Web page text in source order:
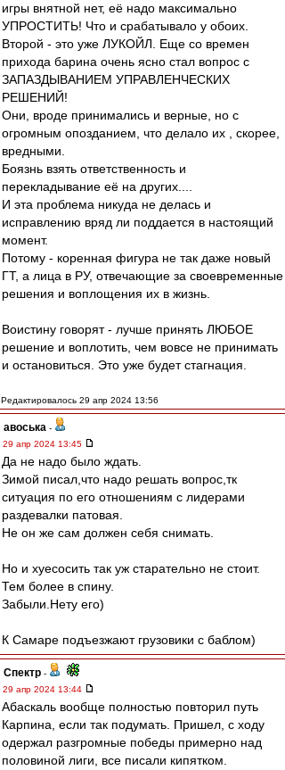
игры внятной нет, её надо максимально
УПРОСТИТЬ! Что и срабатывало у обоих.
Второй - это уже ЛУКОЙЛ. Еще со времен
прихода барина очень ясно стал вопрос с
ЗАПАЗДЫВАНИЕМ УПРАВЛЕНЧЕСКИХ
РЕШЕНИЙ!
Они, вроде принимались и верные, но с
огромным опозданием, что делало их , скорее,
вредными.
Боязнь взять ответственность и
перекладывание её на других....
И эта проблема никуда не делась и
исправлению вряд ли поддается в настоящий
момент.
Потому - коренная фигура не так даже новый
ГТ, а лица в РУ, отвечающие за своевременные
решения и воплощения их в жизнь.
Воистину говорят - лучше принять ЛЮБОЕ
решение и воплотить, чем вовсе не принимать
и остановиться. Это уже будет стагнация.
Редактировалось 29 апр 2024 13:56
авоська -
29 апр 2024 13:45
Да не надо было ждать.
Зимой писал,что надо решать вопрос,тк
ситуация по его отношениям с лидерами
раздевалки патовая.
Не он же сам должен себя снимать.
Но и хуесосить так уж старательно не стоит.
Тем более в спину.
Забыли.Нету его)
К Самаре подъезжают грузовики с баблом)
Спектр -
29 апр 2024 13:44
Абаскаль вообще полностью повторил путь
Карпина, если так подумать. Пришел, с ходу
одержал разгромные победы примерно над
половиной лиги, все писали кипятком.